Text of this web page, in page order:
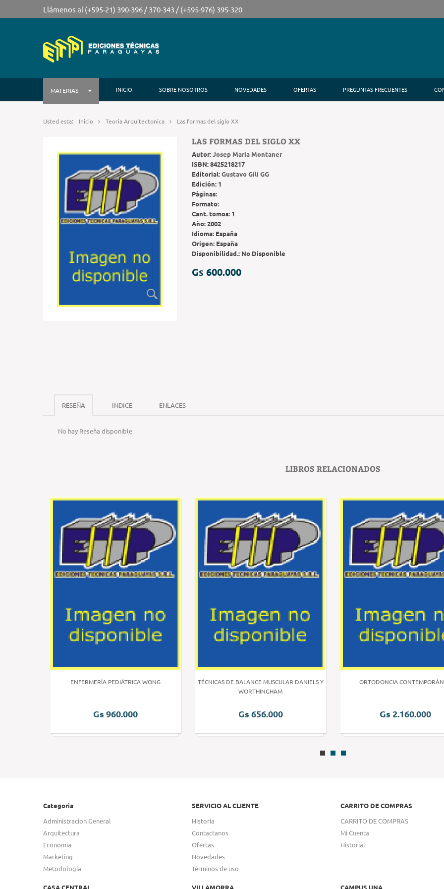
Llámenos al (+595-21) 390-396 / 370-343 / (+595-976) 395-320
MATERIAS INICIO SOBRE NOSOTROS NOVEDADES OFERTAS PREGUNTAS FRECUENTES
Usted esta: Inicio Teoria Arquitectonica Las formas del siglo XX
LAS FORMAS DEL SIGLO XX
Autor:Josep Maria Montaner
ISBN:8425218217
Editorial:Gustavo Gili GG
Edición: 1
Páginas:
Formato:
Cant. tomos: 1
Año:2002
Idioma: España
Origen: España
Disponibilidad.: No Disponible
Gs 600.000
RESEÑA INDICE ENLACES
No hay Reseña disponible
LIBROS RELACIONADOS
ENFERMERÍA PEDIÁTRICA WONG
Gs 960.000
TÉCNICAS DE BALANCE MUSCULAR DANIELS Y
WORTHINGHAM
Gs 656.000
ORTODONCIA
Gs 2.160.000
Categoria
Administracion General
Arquitectura
Economia
Marketing
Metodologia
SERVICIO AL CLIENTE
Historia
Contactanos
Ofertas
Novedades
Términos de uso
CARRITO DE COMPRAS
CARRITO DE COMPRAS
Mi Cuenta
Historial
CASA CENTRAL VILLAMORRA CAMPUS UNA